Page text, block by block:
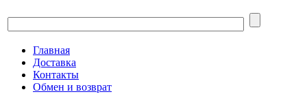
Главная
Доставка
Контакты
Обмен и возврат